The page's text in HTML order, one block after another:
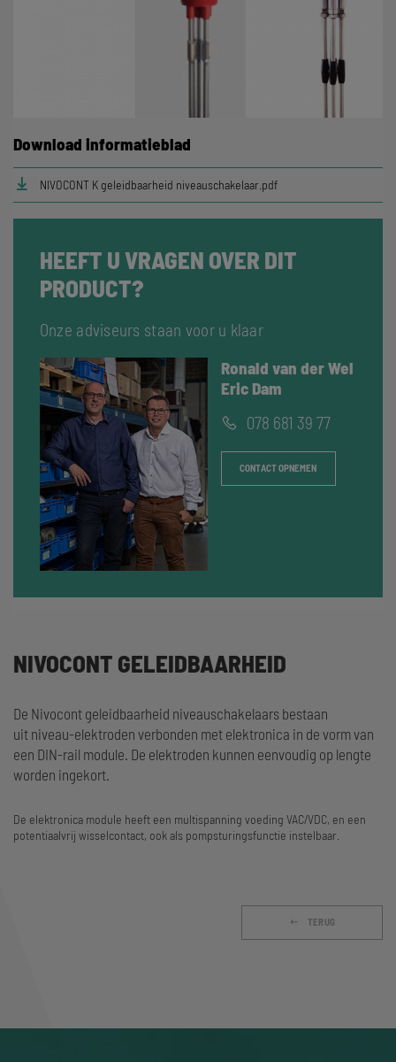
Download informatieblad
NIVOCONT K geleidbaarheid niveauschakelaar.pdf
HEEFT U VRAGEN OVER DIT
PRODUCT?
Onze adviseurs staan voor u klaar
Ronald van der Wel
Eric Dam
078 681 39 77
CONTACT OPNEMEN
NIVOCONT GELEIDBAARHEID
De Nivocont geleidbaarheid niveauschakelaars bestaan
uit niveau-elektroden verbonden met elektronica in de vorm van
een DIN-rail module. De elektroden kunnen eenvoudig op lengte
worden ingekort.
De elektronica module heeft een multispanning voeding VAC/VDC, en een
potentiaalvrij wisselcontact, ook als pompsturingsfunctie instelbaar.
TERUG